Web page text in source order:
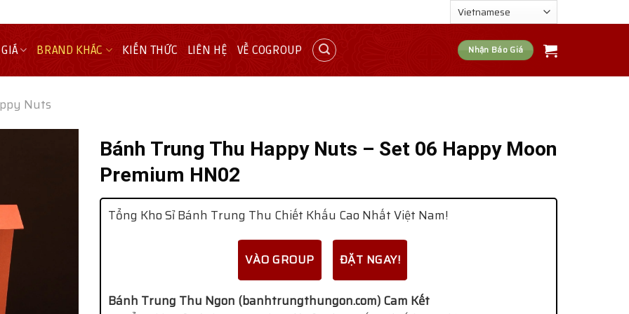
BRAND KHÁC KIẾN THỨC LIÊN HỆ VỀ COGROUP Nhận Báo Giá
Nuts
Bánh Trung Thu Happy Nuts – Set 06 Happy Moon
Premium HN02
Tổng Kho Sỉ Bánh Trung Thu Chiết Khấu Cao Nhất Việt Nam!
VÀO GROUP ĐẶT NGAY!
Bánh Trung Thu Ngon (banhtrungthungon.com) Cam Kết